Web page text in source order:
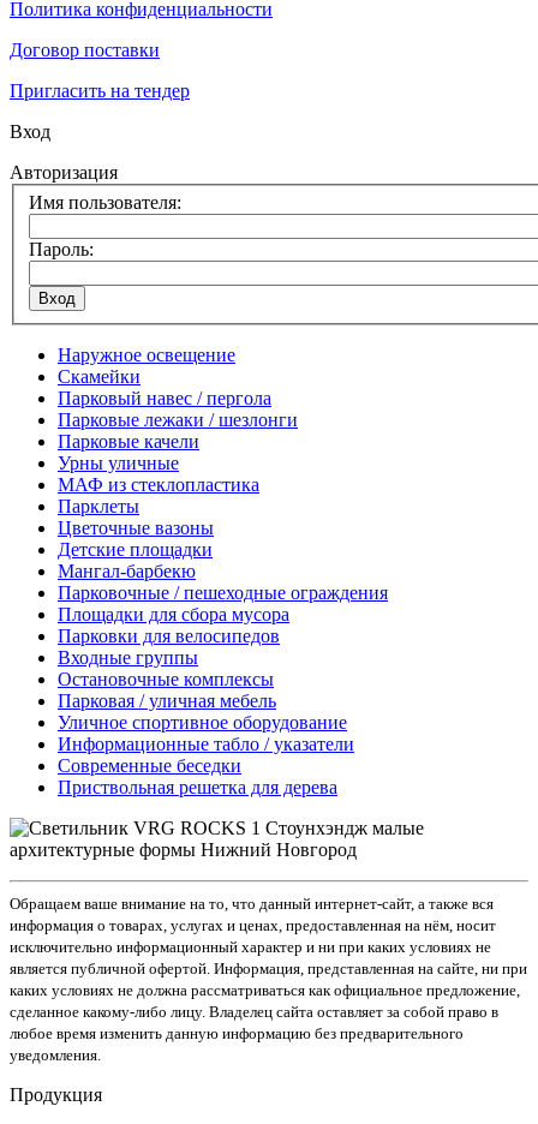
Политика конфиденциальности
Договор поставки
Пригласить на тендер
Вход
Авторизация
Имя пользователя:
Пароль:
Наружное освещение
Скамейки
Парковый навес / пергола
Парковые лежаки / шезлонги
Парковые качели
Урны уличные
МАФ из стеклопластика
Парклеты
Цветочные вазоны
Детские площадки
Мангал-барбекю
Парковочные / пешеходные ограждения
Площадки для сбора мусора
Парковки для велосипедов
Входные группы
Остановочные комплексы
Парковая / уличная мебель
Уличное спортивное оборудование
Информационные табло / указатели
Современные беседки
Приствольная решетка для дерева
Обращаем ваше внимание на то, что данный интернет-сайт, а также вся
информация о товарах, услугах и ценах, предоставленная на нём, носит
исключительно информационный характер и ни при каких условиях не
является публичной офертой. Информация, представленная на сайте, ни при
каких условиях не должна рассматриваться как официальное предложение,
сделанное какому-либо лицу. Владелец сайта оставляет за собой право в
любое время изменить данную информацию без предварительного
уведомления.
Продукция